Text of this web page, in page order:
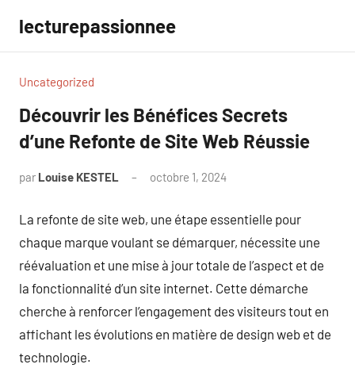
contenu
lecturepassionnee
Uncategorized
Découvrir les Bénéfices Secrets
d’une Refonte de Site Web Réussie
par Louise KESTEL octobre 1, 2024
La refonte de site web, une étape essentielle pour
chaque marque voulant se démarquer, nécessite une
réévaluation et une mise à jour totale de l’aspect et de
la fonctionnalité d’un site internet. Cette démarche
cherche à renforcer l’engagement des visiteurs tout en
affichant les évolutions en matière de design web et de
technologie.